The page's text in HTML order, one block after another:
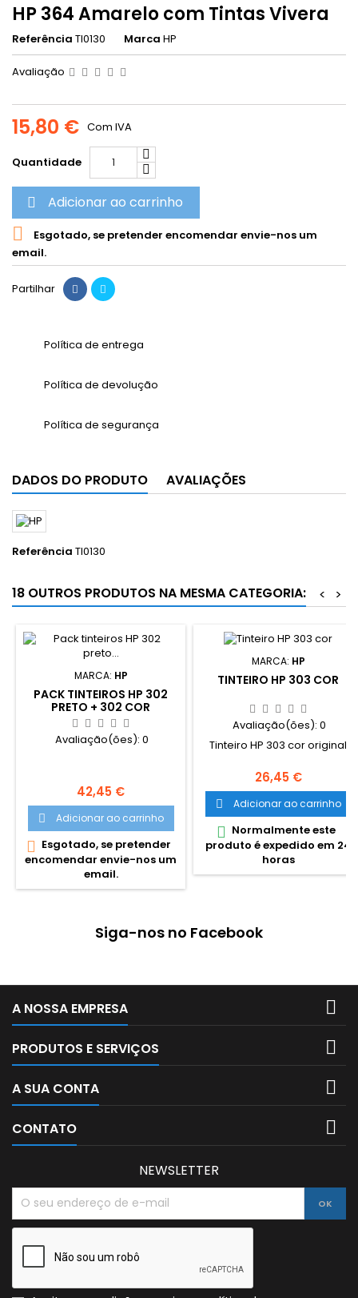
HP 364 Amarelo com Tintas Vivera
Referência TI0130 Marca HP
Avaliação
15,80 € Com IVA
Quantidade
 Adicionar ao carrinho

Esgotado, se pretender encomendar envie-nos um
email.
Partilhar
Política de entrega
Política de devolução
Política de segurança
DADOS DO PRODUTO AVALIAÇÕES
Referência TI0130
18 OUTROS PRODUTOS NA MESMA CATEGORIA: >
<
MARCA: HP
PACK TINTEIROS HP 302
PRETO + 302 COR
Avaliação(ões): 0
Preço
42,45 €
 Adicionar ao carrinho
 Esgotado, se pretender
encomendar envie-nos um
email.
MARCA: HP
TINTEIRO HP 303 COR
Avaliação(ões): 0
Tinteiro HP 303 cor original
Preço
26,45 €
 Adicionar ao carrinho
 Normalmente este
produto é expedido em 24
horas
Siga-nos no Facebook
A NOSSA EMPRESA 
PRODUTOS E SERVIÇOS 
A SUA CONTA 
CONTATO 
NEWSLETTER